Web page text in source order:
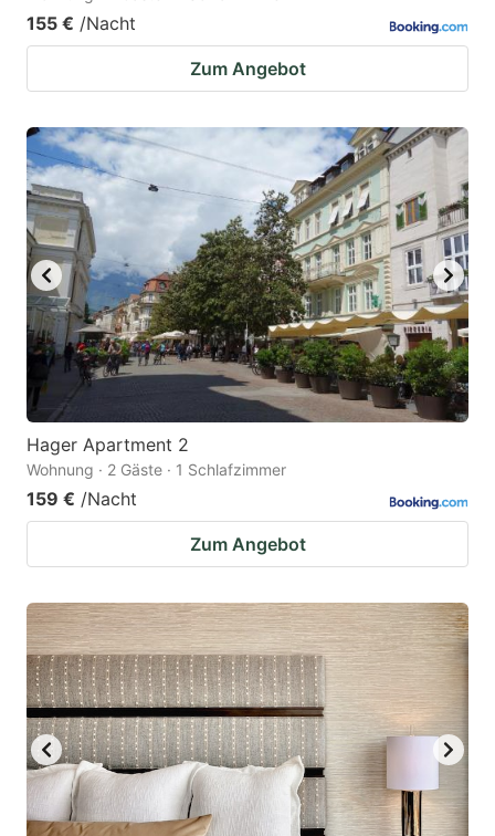
155 € /Nacht
Zum Angebot
Hager Apartment 2
Wohnung · 2 Gäste · 1 Schlafzimmer
159 € /Nacht
Zum Angebot